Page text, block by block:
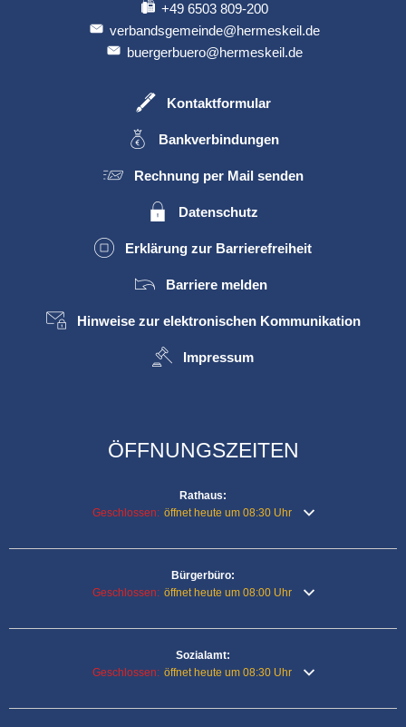
+49 6503 809-200
verbandsgemeinde@hermeskeil.de
buergerbuero@hermeskeil.de
Kontaktformular
Bankverbindungen
Rechnung per Mail senden
Datenschutz
Erklärung zur Barrierefreiheit
Barriere melden
Hinweise zur elektronischen Kommunikation
Impressum
ÖFFNUNGSZEITEN
Rathaus:
Klicken, um weitere Öffnungs- oder Schließzeiten
Geschlossen: öffnet heute um 08:30 Uhr
Bürgerbüro:
Klicken, um weitere Öffnungs- oder Schließzeiten
Geschlossen: öffnet heute um 08:00 Uhr
Sozialamt:
Klicken, um weitere Öffnungs- oder Schließzeiten
Geschlossen: öffnet heute um 08:30 Uhr